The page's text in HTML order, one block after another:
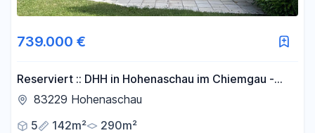
739.000 €
Reserviert :: DHH in Hohenaschau im Chiemgau -
Wohnen, wo andere Urlaub machen
83229 Hohenaschau
5
142m² 290m²